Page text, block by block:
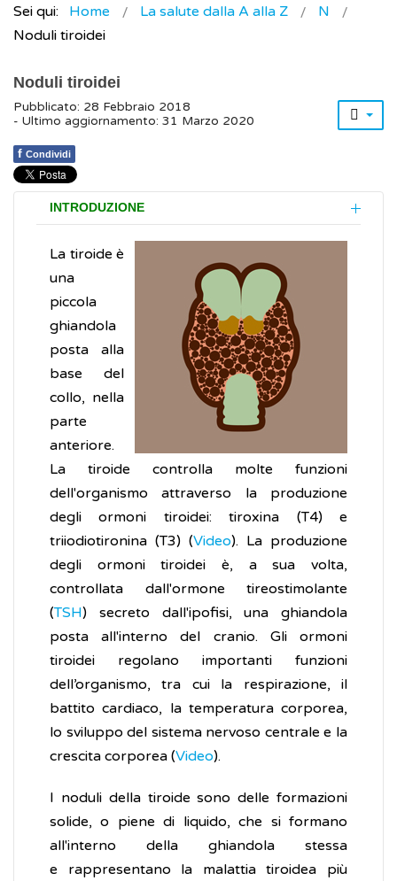
Sei qui: Home La salute dalla A alla Z
N
Noduli tiroidei
Noduli tiroidei
Pubblicato: 28 Febbraio 2018
- Ultimo aggiornamento: 31 Marzo 2020
f Condividi
INTRODUZIONE
La tiroide è
una
piccola
ghiandola
posta alla
base del
collo, nella
parte
anteriore.
La tiroide controlla molte funzioni
dell'organismo attraverso la produzione
degli ormoni tiroidei: tiroxina (T4) e
triiodiotironina (T3) (Video). La produzione
degli ormoni tiroidei è, a sua volta,
controllata dall'ormone tireostimolante
(TSH) secreto dall'ipofisi, una ghiandola
posta all'interno del cranio. Gli ormoni
tiroidei regolano importanti funzioni
dell’organismo, tra cui la respirazione, il
battito cardiaco, la temperatura corporea,
lo sviluppo del sistema nervoso centrale e la
crescita corporea (Video).
I noduli della tiroide sono delle formazioni
solide, o piene di liquido, che si formano
all'interno della ghiandola stessa
e rappresentano la malattia tiroidea più